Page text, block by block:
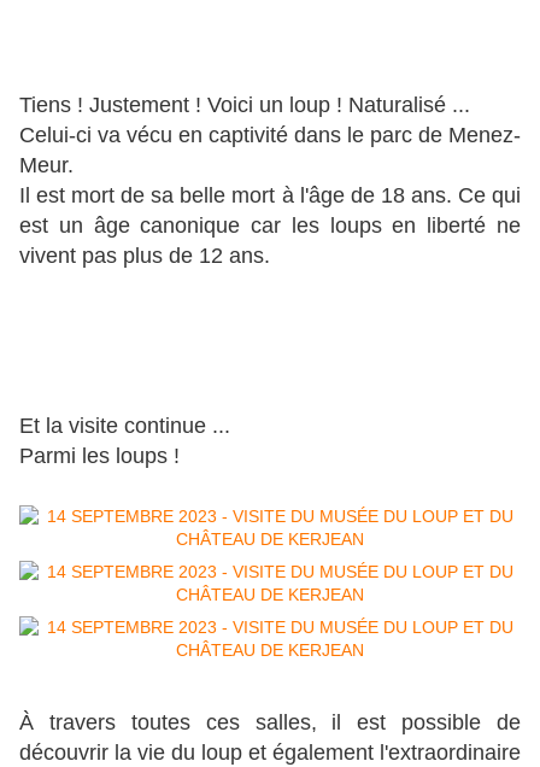
Tiens ! Justement ! Voici un loup ! Naturalisé ...
Celui-ci va vécu en captivité dans le parc de Menez-
Meur.
Il est mort de sa belle mort à l'âge de 18 ans. Ce qui
est un âge canonique car les loups en liberté ne
vivent pas plus de 12 ans.
Et la visite continue ...
Parmi les loups !
À travers toutes ces salles, il est possible de
découvrir la vie du loup et également l'extraordinaire